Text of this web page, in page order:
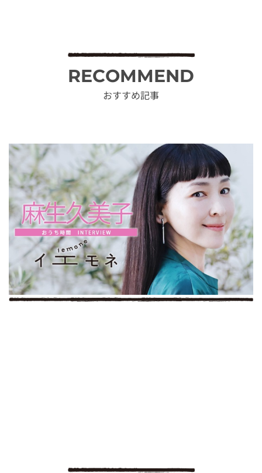
RECOMMEND
おすすめ記事